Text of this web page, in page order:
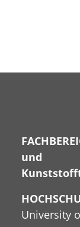
und
University